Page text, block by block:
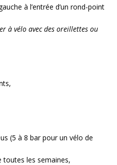
à l’entrée d’un rond-point
à vélo avec des oreillettes ou
(5 à 8 bar pour un vélo de
les semaines,